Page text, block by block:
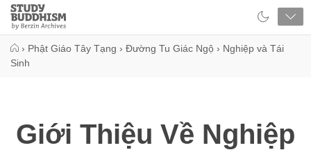
Close
Study
Buddhism
› Phật Giáo Tây Tạng › Đường Tu Giác Ngộ › Nghiệp và Tái
Sinh
Giới Thiệu Về Nghiệp